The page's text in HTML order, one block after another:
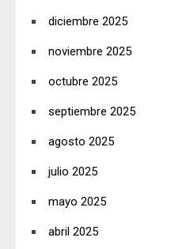
diciembre 2025
noviembre 2025
octubre 2025
septiembre 2025
agosto 2025
julio 2025
mayo 2025
abril 2025